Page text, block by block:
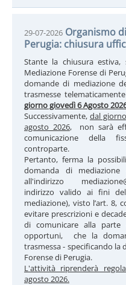
29-07-2026 Organismo
Perugia: chiusura
Stante la chiusura
Mediazione Forense di
domande di mediazione
trasmesse
giorno giovedì 6 Agosto
Successivamente, dal
agosto 2026, non sarà
comunicazione della
controparte.
Pertanto, ferma la
domanda di
all'indirizzo
indirizzo valido ai fini
mediazione), visto l’art. 8,
evitare prescrizioni e
di comunicare alla
opportuni, che la
trasmessa - specificando la
Forense di Perugia.
L'attività riprenderà
agosto 2026.